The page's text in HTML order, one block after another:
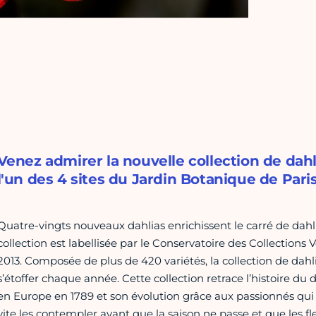
admirer la nouvelle collection de
des 4 sites du Jardin Botanique de
vingts nouveaux dahlias enrichissent le carré de
est labellisée par le Conservatoire des Collections
Composée de plus de 420 variétés, la collection de
chaque année. Cette collection retrace l’histoire
Europe en 1789 et son évolution grâce aux passionnés